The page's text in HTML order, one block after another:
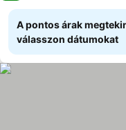
A pontos árak
válasszon dátumokat